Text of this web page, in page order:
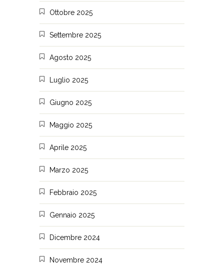
Ottobre 2025
Settembre 2025
Agosto 2025
Luglio 2025
Giugno 2025
Maggio 2025
Aprile 2025
Marzo 2025
Febbraio 2025
Gennaio 2025
Dicembre 2024
Novembre 2024